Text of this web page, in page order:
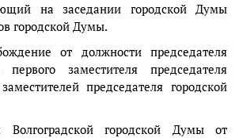
на заседании городской Думы
городской Думы.
от должности председателя
заместителя председателя
председателя городской
городской Думы от